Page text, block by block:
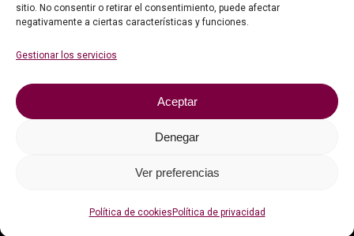
sitio. No consentir o retirar el consentimiento, puede afectar
negativamente a ciertas características y funciones.
Gestionar los servicios
Aceptar
Denegar
Ver preferencias
Política de cookies Política de privacidad
Información legal
Faqs
Contacto
Política de cookies (UE)